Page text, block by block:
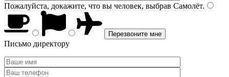
Пожалуйста, докажите, что вы человек, выбрав Самолёт.
Письмо директору